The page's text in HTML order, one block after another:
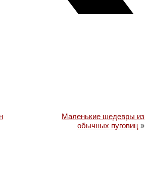
Маленькие шедевры из
обычных пуговиц »